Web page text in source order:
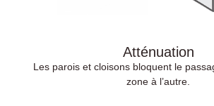
Atténuation
Les parois et cloisons bloquent le
zone à l’autre.